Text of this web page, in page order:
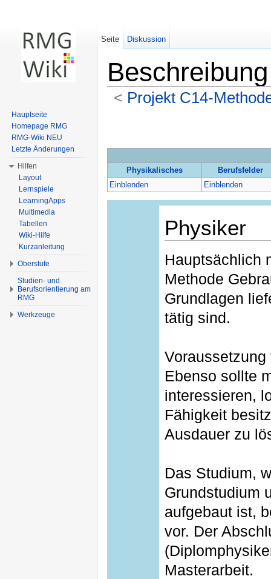
Beschreibung
< Projekt C14-
Physikalisches
Berufsfelder
Einblenden
Einblenden
Physiker
Hauptsächlich
Methode
Grundlagen
tätig sind.
Ebenso sollte
interessieren,
Fähigkeit
Ausdauer zu
Das Studium,
Grundstudium
aufgebaut ist,
vor. Der
Masterarbeit.
Seite Diskussion
Hauptseite
Homepage RMG
RMG-Wiki NEU
Letzte Änderungen
Hilfen
Layout
Lernspiele
LearningApps
Multimedia
Tabellen
Wiki-Hilfe
Kurzanleitung
Oberstufe
Studien- und
Berufsorientierung am
RMG
Werkzeuge